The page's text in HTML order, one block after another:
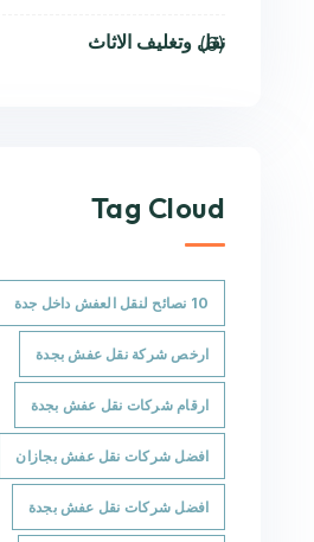
نقل وتغليف الاثاث
(6)
Tag Cloud
10 نصائح لنقل العفش داخل جدة
ارخص شركة نقل عفش بجدة
ارقام شركات نقل عفش بجدة
افضل شركات نقل عفش بجازان
افضل شركات نقل عفش بجدة